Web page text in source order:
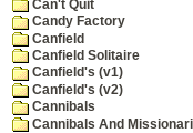
Can't Quit
Candy Factory
Canfield
Canfield Solitaire
Canfield's (v1)
Canfield's (v2)
Cannibals
Cannibals And